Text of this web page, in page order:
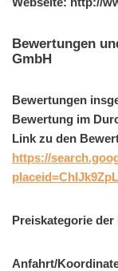
Bewertungen
GmbH
Bewertungen
Bewertung im
Link zu den
https://
Preiskategorie
Anfahrt/